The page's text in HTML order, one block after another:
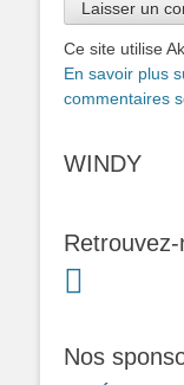
Ce site utilise
En savoir plus
commentaires
WINDY
Nos